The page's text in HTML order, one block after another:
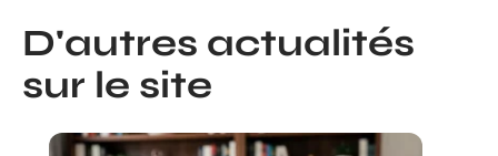
D'autres actualités
sur le site